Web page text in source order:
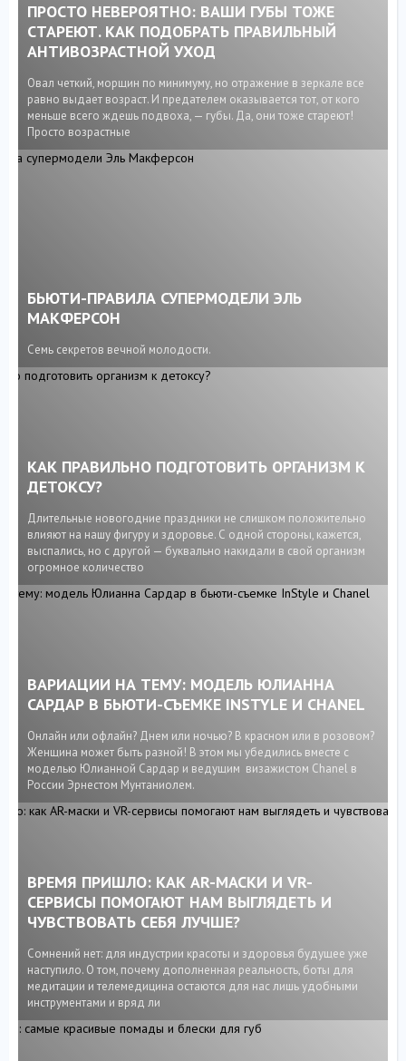
ПРОСТО НЕВЕРОЯТНО: ВАШИ ГУБЫ ТОЖЕ
СТАРЕЮТ. КАК ПОДОБРАТЬ ПРАВИЛЬНЫЙ
АНТИВОЗРАСТНОЙ УХОД
Овал четкий, морщин по минимуму, но отражение в зеркале все
равно выдает возраст. И предателем оказывается тот, от кого
меньше всего ждешь подвоха, — губы. Да, они тоже стареют!
Просто возрастные
БЬЮТИ-ПРАВИЛА СУПЕРМОДЕЛИ ЭЛЬ
МАКФЕРСОН
Семь секретов вечной молодости.
КАК ПРАВИЛЬНО ПОДГОТОВИТЬ ОРГАНИЗМ К
ДЕТОКСУ?
Длительные новогодние праздники не слишком положительно
влияют на нашу фигуру и здоровье. С одной стороны, кажется,
выспались, но с другой — буквально накидали в свой организм
огромное количество
ВАРИАЦИИ НА ТЕМУ: МОДЕЛЬ ЮЛИАННА
САРДАР В БЬЮТИ-СЪЕМКЕ INSTYLE И CHANEL
Онлайн или офлайн? Днем или ночью? В красном или в розовом?
Женщина может быть разной! В этом мы убедились вместе с
моделью Юлианной Сардар и ведущим визажистом Chanel в
России Эрнестом Мунтаниолем.
ВРЕМЯ ПРИШЛО: КАК AR-МАСКИ И VR-
СЕРВИСЫ ПОМОГАЮТ НАМ ВЫГЛЯДЕТЬ И
ЧУВСТВОВАТЬ СЕБЯ ЛУЧШЕ?
Сомнений нет: для индустрии красоты и здоровья будущее уже
наступило. О том, почему дополненная реальность, боты для
медитации и телемедицина остаются для нас лишь удобными
инструментами и вряд ли